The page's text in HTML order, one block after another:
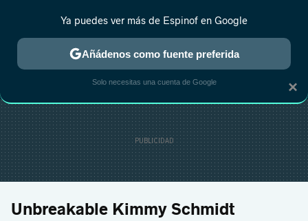
ESTRENOS REALITY ANIME RANKINGS CINE
Unbreakable Kimmy Schmidt
×
Ya puedes ver más de Espinof en Google
Añádenos como fuente preferida
Solo necesitas una cuenta de Google